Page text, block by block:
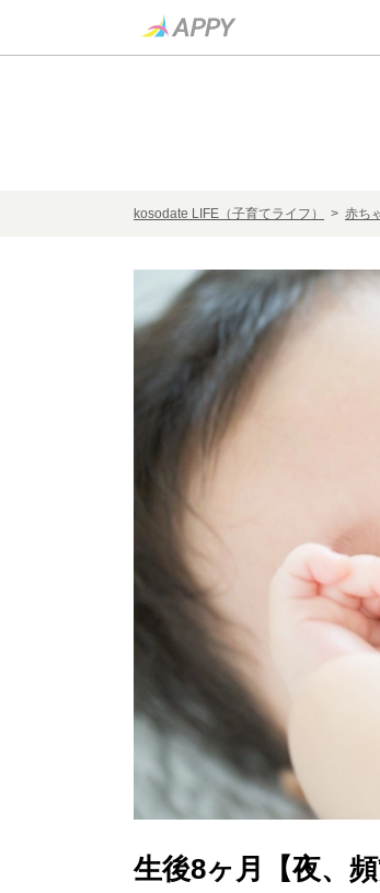
kosodate LIFE（子育てライフ） > 赤ち
生後8ヶ月【夜、